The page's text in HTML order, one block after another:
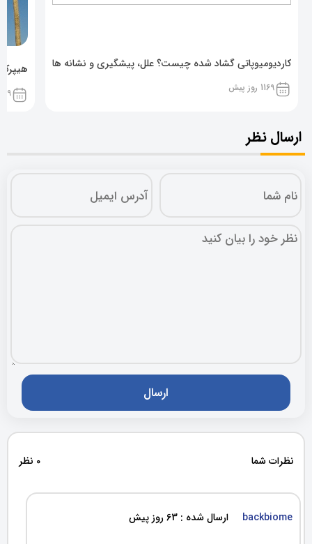
کاردیومیوپاتی گشاد شده چیست؟ علل، پیشگیری و نشانه ها
1169 روز پیش 1169
ارسال نظر
نظرات شما 0 نظر
backbiome ارسال شده : 63 روز پیش